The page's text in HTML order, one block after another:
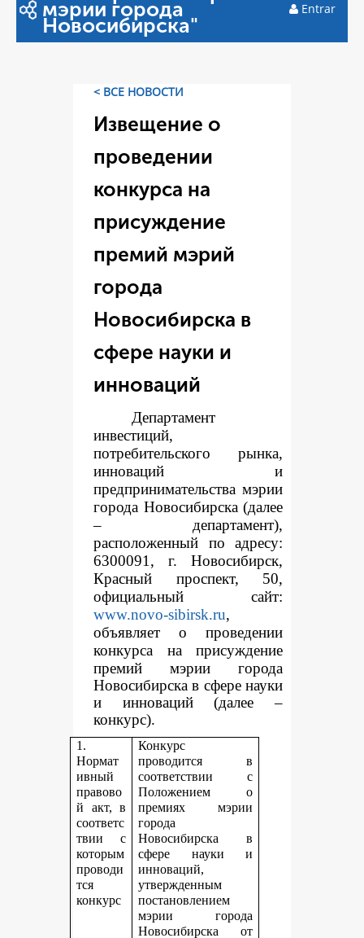
мэрии города
Новосибирска"
Entrar
< ВСЕ НОВОСТИ
Извещение о
проведении
конкурса на
присуждение
премий мэрий
города
Новосибирска в
сфере науки и
инноваций
Департамент
инвестиций,
потребительского рынка,
инноваций и
предпринимательства мэрии
города Новосибирска (далее
– департамент),
расположенный по адресу:
6300091, г. Новосибирск,
Красный проспект, 50,
официальный сайт:
www.novo-sibirsk.ru,
объявляет о проведении
конкурса на присуждение
премий мэрии города
Новосибирска в сфере науки
и инноваций (далее –
конкурс).
1.
Нормат
ивный
правово
й акт, в
соответс
твии с
которым
проводи
тся
конкурс
Конкурс
проводится в
соответствии с
Положением о
премиях мэрии
города
Новосибирска в
сфере науки и
инноваций,
утвержденным
постановлением
мэрии города
Новосибирска от